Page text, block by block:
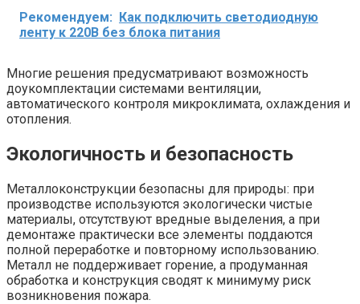
Рекомендуем: Как подключить светодиодную
ленту к 220В без блока питания
Многие решения предусматривают возможность
доукомплектации системами вентиляции,
автоматического контроля микроклимата, охлаждения и
отопления.
Экологичность и безопасность
Металлоконструкции безопасны для природы: при
производстве используются экологически чистые
материалы, отсутствуют вредные выделения, а при
демонтаже практически все элементы поддаются
полной переработке и повторному использованию.
Металл не поддерживает горение, а продуманная
обработка и конструкция сводят к минимуму риск
возникновения пожара.